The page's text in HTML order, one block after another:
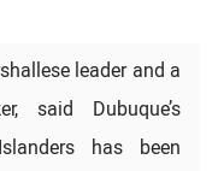
leader and a
said Dubuque’s
has been